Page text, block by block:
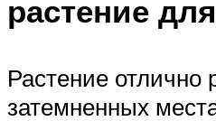
растение
Растение отлично
затемненных